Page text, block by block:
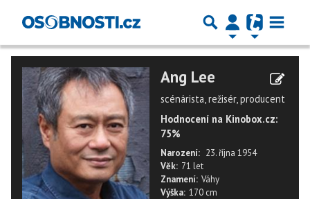
Ang Lee
scénárista, režisér, producent
Hodnocení na Kinobox.cz:
75%
Narození: 23. října 1954
Věk: 71 let
Znamení: Váhy
Výška: 170 cm